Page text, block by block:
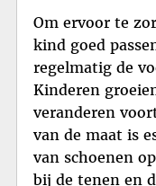
Om ervoor te
kind goed
regelmatig de
Kinderen
veranderen
van de maat is
van schoenen
bij de tenen en